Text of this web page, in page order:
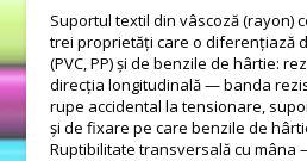
Suportul textil din vâscoză (rayon)
trei proprietăți care o diferențiază
(PVC, PP) și de benzile de hârtie:
direcția longitudinală — banda
rupe accidental la tensionare,
și de fixare pe care benzile de
Ruptibilitate transversală cu